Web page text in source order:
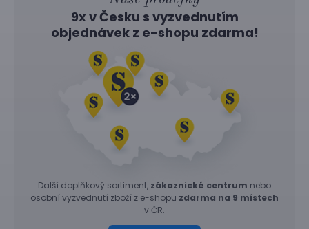
9x v Česku s vyzvednutím
objednávek z e-shopu zdarma!
Další doplňkový sortiment, zákaznické centrum nebo
osobní vyzvednutí zboží z e-shopu zdarma na 9 místech
v ČR.